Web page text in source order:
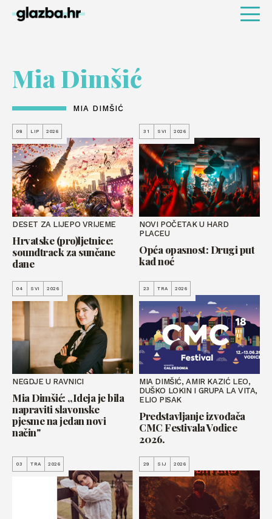
Mia Dimšić
MIA DIMŠIĆ
08 LIP 2026
DESET ZA LIJEPO VRIJEME
Hrvatske (pro)ljetnice:
soundtrack za sunčane
dane
31 SVI 2026
NOVI POČETAK U HARD
PLACEU
Opća opasnost: Drugi put
kad noć
04 SVI 2026
NEGDJE U RAVNICI
Mia Dimšić: „Ideja je bila
napraviti slavonske
pjesme na jedan novi
način"
23 TRA 2026
MIA DIMŠIĆ, AMIR KAZIĆ LEO,
DUŠKO LOKIN I GRUPA LA VITA,
ELIO PISAK
Predstavljanje izvođača
CMC Festivala Vodice
2026.
03 TRA 2026 29 SIJ 2026